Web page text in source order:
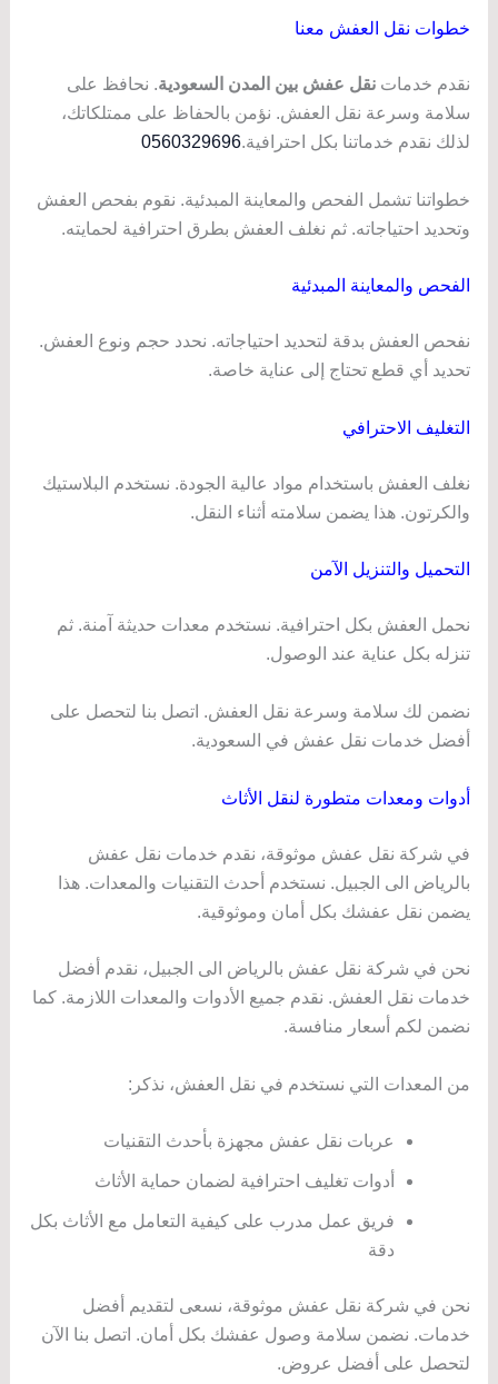
خطوات نقل العفش معنا
نقدم خدمات نقل عفش بين المدن السعودية. نحافظ على
سلامة وسرعة نقل العفش. نؤمن بالحفاظ على ممتلكاتك،
لذلك نقدم خدماتنا بكل احترافية.0560329696
خطواتنا تشمل الفحص والمعاينة المبدئية. نقوم بفحص العفش
وتحديد احتياجاته. ثم نغلف العفش بطرق احترافية لحمايته.
الفحص والمعاينة المبدئية
نفحص العفش بدقة لتحديد احتياجاته. نحدد حجم ونوع العفش.
تحديد أي قطع تحتاج إلى عناية خاصة.
التغليف الاحترافي
نغلف العفش باستخدام مواد عالية الجودة. نستخدم البلاستيك
والكرتون. هذا يضمن سلامته أثناء النقل.
التحميل والتنزيل الآمن
نحمل العفش بكل احترافية. نستخدم معدات حديثة آمنة. ثم
تنزله بكل عناية عند الوصول.
نضمن لك سلامة وسرعة نقل العفش. اتصل بنا لتحصل على
أفضل خدمات نقل عفش في السعودية.
أدوات ومعدات متطورة لنقل الأثاث
في شركة نقل عفش موثوقة، نقدم خدمات نقل عفش
بالرياض الى الجبيل. نستخدم أحدث التقنيات والمعدات. هذا
يضمن نقل عفشك بكل أمان وموثوقية.
نحن في شركة نقل عفش بالرياض الى الجبيل، نقدم أفضل
خدمات نقل العفش. نقدم جميع الأدوات والمعدات اللازمة. كما
نضمن لكم أسعار منافسة.
من المعدات التي نستخدم في نقل العفش، نذكر:
عربات نقل عفش مجهزة بأحدث التقنيات
أدوات تغليف احترافية لضمان حماية الأثاث
فريق عمل مدرب على كيفية التعامل مع الأثاث بكل
دقة
نحن في شركة نقل عفش موثوقة، نسعى لتقديم أفضل
خدمات. نضمن سلامة وصول عفشك بكل أمان. اتصل بنا الآن
لتحصل على أفضل عروض.